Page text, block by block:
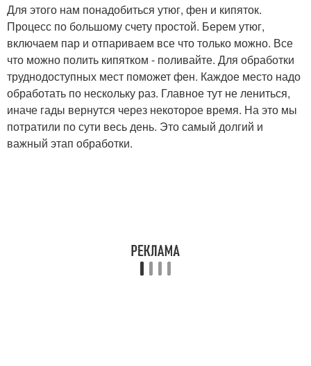
Для этого нам понадобиться утюг, фен и кипяток.
Процесс по большому счету простой. Берем утюг,
включаем пар и отпариваем все что только можно. Все
что можно полить кипятком - поливайте. Для обработки
труднодоступных мест поможет фен. Каждое место надо
обработать по нескольку раз. Главное тут не лениться,
иначе гады вернутся через некоторое время. На это мы
потратили по сути весь день. Это самый долгий и
важный этап обработки.